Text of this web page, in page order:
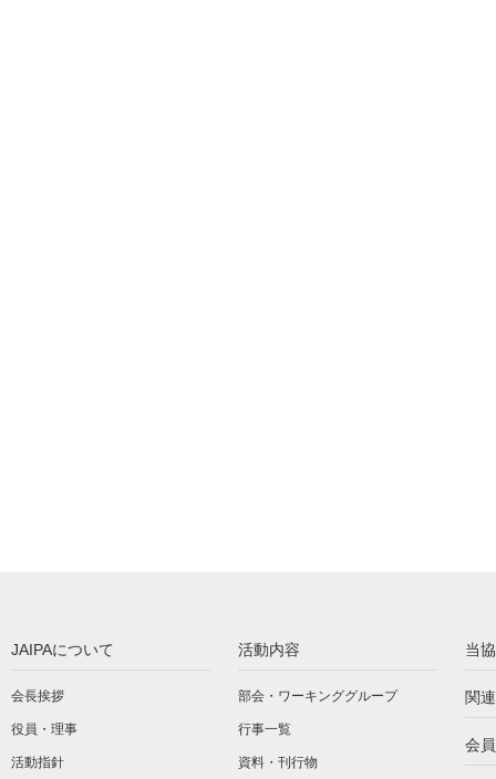
JAIPAについて
会長挨拶
役員・理事
活動指針
活動内容
部会・ワーキンググループ
行事一覧
資料・刊行物
当
関
会